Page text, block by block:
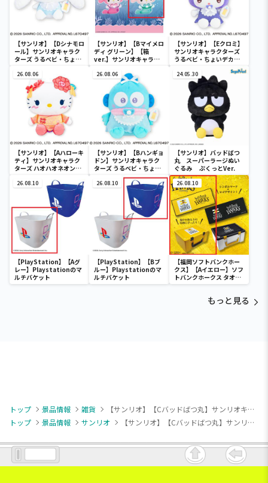
【サンリオ】【Dシナモロ
ール】サンリオキャラク
ターズ うるベビ・ちょい
【サンリオ】【Bマイメロ
ディ グリーン】【箱
ver.】サンリオキャラク
SOFVIMATES～マイメロ
ディ マーメイドver. ～
【サンリオ】【Eクロミ】
サンリオキャラクターズ
うるベビ・ちょいデカド
26.08.06
【サンリオ】【Aハローキ
ティ】サンリオキャラク
ターズ ハオハオネオンタ
26.08.06
【サンリオ】【Bハンギョ
ドン】サンリオキャラク
ターズ うるベビ・ちょい
デカドール
24.05.30
【サンリオ】バッドばつ
丸 スーパーラージぬい
ぐるみ ぷくっとVer.
26.08.10
【PlayStation】【Aグ
レー】Playstationのマ
ルチバケット
26.08.10
【PlayStation】【Bブ
ルー】Playstationのマ
ルチバケット
26.08.10
【福岡ソフトバンクホー
クス】【Aイエロー】ソフ
トバンクホークス タオル
入り収納BOX
もっと見る
トップ 景品情報 雑貨
【サンリオ】【Cバッドばつ丸】サンリオキャラクターズ グレイッシュハングアウトもこっとクッション1
トップ
景品情報 サンリオ 【サンリオ】【Cバッドばつ丸】サンリオキャラクターズ グレイッシュハングアウトもこっとクッション1